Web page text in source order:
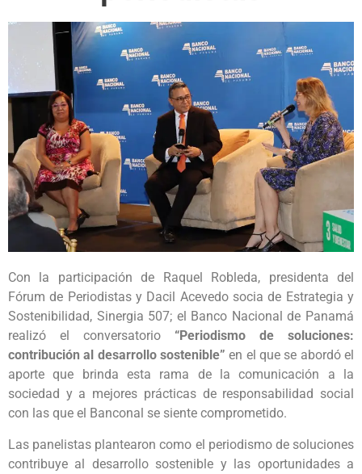
Con la participación de Raquel Robleda, presidenta del
Fórum de Periodistas y Dacil Acevedo socia de Estrategia y
Sostenibilidad, Sinergia 507; el Banco Nacional de Panamá
realizó el conversatorio “Periodismo de soluciones:
contribución al desarrollo sostenible” en el que se abordó el
aporte que brinda esta rama de la comunicación a la
sociedad y a mejores prácticas de responsabilidad social
con las que el Banconal se siente comprometido.
Las panelistas plantearon como el periodismo de soluciones
contribuye al desarrollo sostenible y las oportunidades a